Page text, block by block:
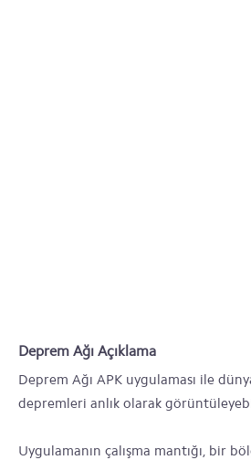
Deprem Ağı Açıklama
Deprem Ağı APK uygulaması ile
depremleri anlık olarak
Uygulamanın çalışma mantığı, bir